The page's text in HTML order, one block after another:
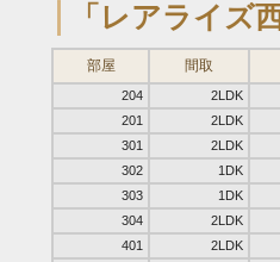
「レアライズ
部屋 間取
204
2LDK
201
2LDK
301
2LDK
302
1DK
303
1DK
304
2LDK
401
2LDK